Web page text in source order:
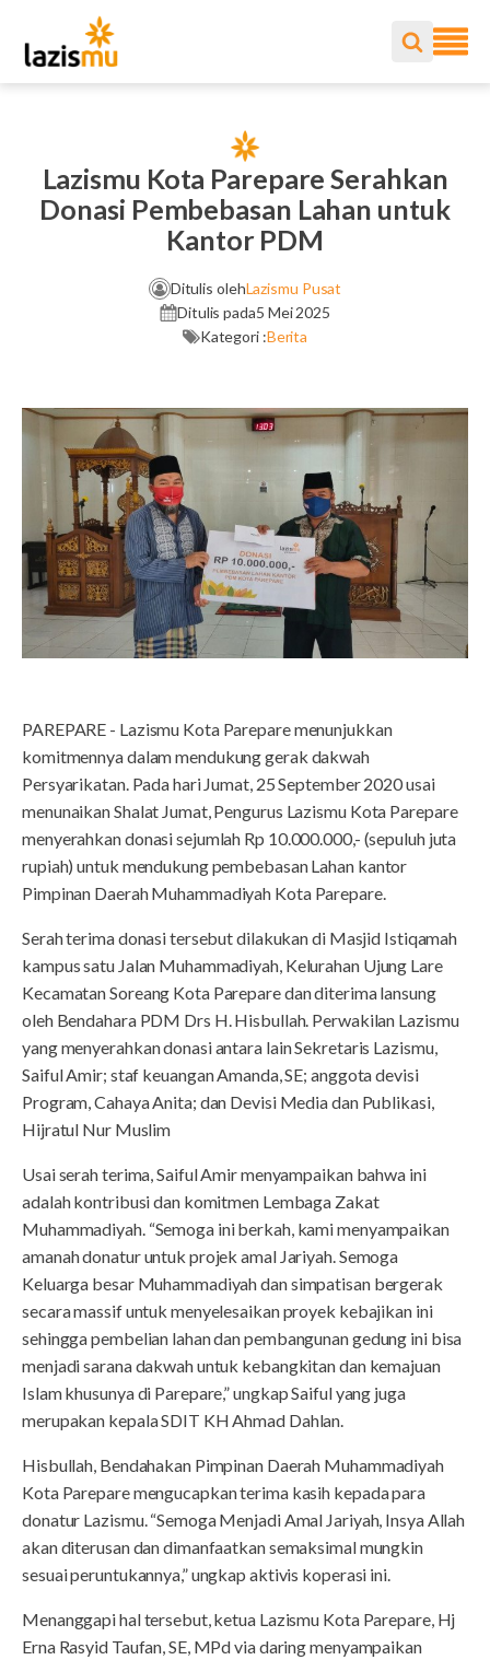
Lazismu Kota Parepare Serahkan
Donasi Pembebasan Lahan untuk
Kantor PDM
Ditulis olehLazismu Pusat
Ditulis pada5 Mei 2025
Kategori :Berita
PAREPARE - Lazismu Kota Parepare menunjukkan
komitmennya dalam mendukung gerak dakwah
Persyarikatan. Pada hari Jumat, 25 September 2020 usai
menunaikan Shalat Jumat, Pengurus Lazismu Kota Parepare
menyerahkan donasi sejumlah Rp 10.000.000,- (sepuluh juta
rupiah) untuk mendukung pembebasan Lahan kantor
Pimpinan Daerah Muhammadiyah Kota Parepare.
Serah terima donasi tersebut dilakukan di Masjid Istiqamah
kampus satu Jalan Muhammadiyah, Kelurahan Ujung Lare
Kecamatan Soreang Kota Parepare dan diterima lansung
oleh Bendahara PDM Drs H. Hisbullah. Perwakilan Lazismu
yang menyerahkan donasi antara lain Sekretaris Lazismu,
Saiful Amir; staf keuangan Amanda, SE; anggota devisi
Program, Cahaya Anita; dan Devisi Media dan Publikasi,
Hijratul Nur Muslim
Usai serah terima, Saiful Amir menyampaikan bahwa ini
adalah kontribusi dan komitmen Lembaga Zakat
Muhammadiyah. “Semoga ini berkah, kami menyampaikan
amanah donatur untuk projek amal Jariyah. Semoga
Keluarga besar Muhammadiyah dan simpatisan bergerak
secara massif untuk menyelesaikan proyek kebajikan ini
sehingga pembelian lahan dan pembangunan gedung ini bisa
menjadi sarana dakwah untuk kebangkitan dan kemajuan
Islam khusunya di Parepare,” ungkap Saiful yang juga
merupakan kepala SDIT KH Ahmad Dahlan.
Hisbullah, Bendahakan Pimpinan Daerah Muhammadiyah
Kota Parepare mengucapkan terima kasih kepada para
donatur Lazismu. “Semoga Menjadi Amal Jariyah, Insya Allah
akan diterusan dan dimanfaatkan semaksimal mungkin
sesuai peruntukannya,” ungkap aktivis koperasi ini.
Menanggapi hal tersebut, ketua Lazismu Kota Parepare, Hj
Erna Rasyid Taufan, SE, MPd via daring menyampaikan